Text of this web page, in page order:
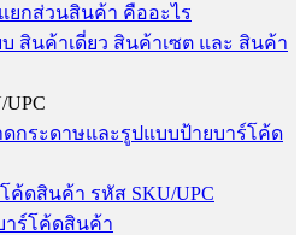
ยกส่วนสินค้า คืออะไร
บ สินค้าเดี่ยว สินค้าเซต และ สินค้า
กระดาษและรูปแบบป้ายบาร์โค้ด
ค้ดสินค้า รหัส SKU/UPC
ร์โค้ดสินค้า